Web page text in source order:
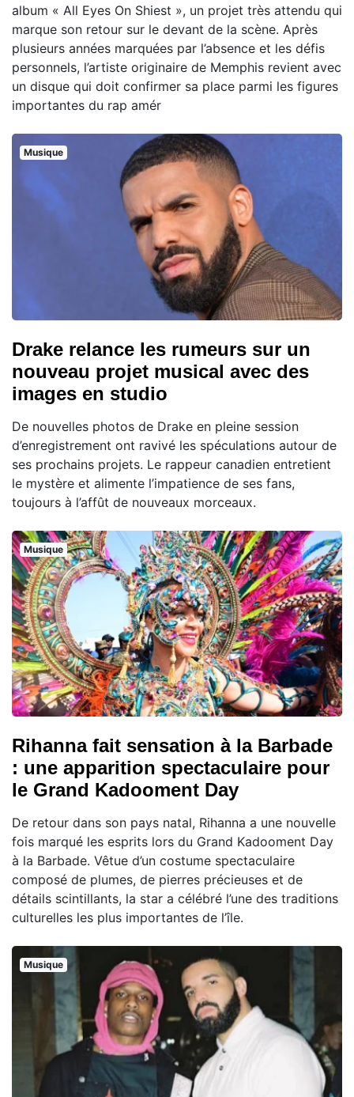
album « All Eyes On Shiest », un projet très attendu qui
marque son retour sur le devant de la scène. Après
plusieurs années marquées par l’absence et les défis
personnels, l’artiste originaire de Memphis revient avec
un disque qui doit confirmer sa place parmi les figures
importantes du rap amér
Musique
Drake relance les rumeurs sur un
nouveau projet musical avec des
images en studio
De nouvelles photos de Drake en pleine session
d’enregistrement ont ravivé les spéculations autour de
ses prochains projets. Le rappeur canadien entretient
le mystère et alimente l’impatience de ses fans,
toujours à l’affût de nouveaux morceaux.
Musique
Rihanna fait sensation à la Barbade
: une apparition spectaculaire pour
le Grand Kadooment Day
De retour dans son pays natal, Rihanna a une nouvelle
fois marqué les esprits lors du Grand Kadooment Day
à la Barbade. Vêtue d’un costume spectaculaire
composé de plumes, de pierres précieuses et de
détails scintillants, la star a célébré l’une des traditions
culturelles les plus importantes de l’île.
Musique